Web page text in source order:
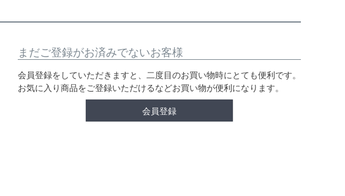
まだご登録がお済みでないお客様
会員登録をしていただきますと、二度目のお買い物時にとても便利です。
お気に入り商品をご登録いただけるなどお買い物が便利になります。
会員登録